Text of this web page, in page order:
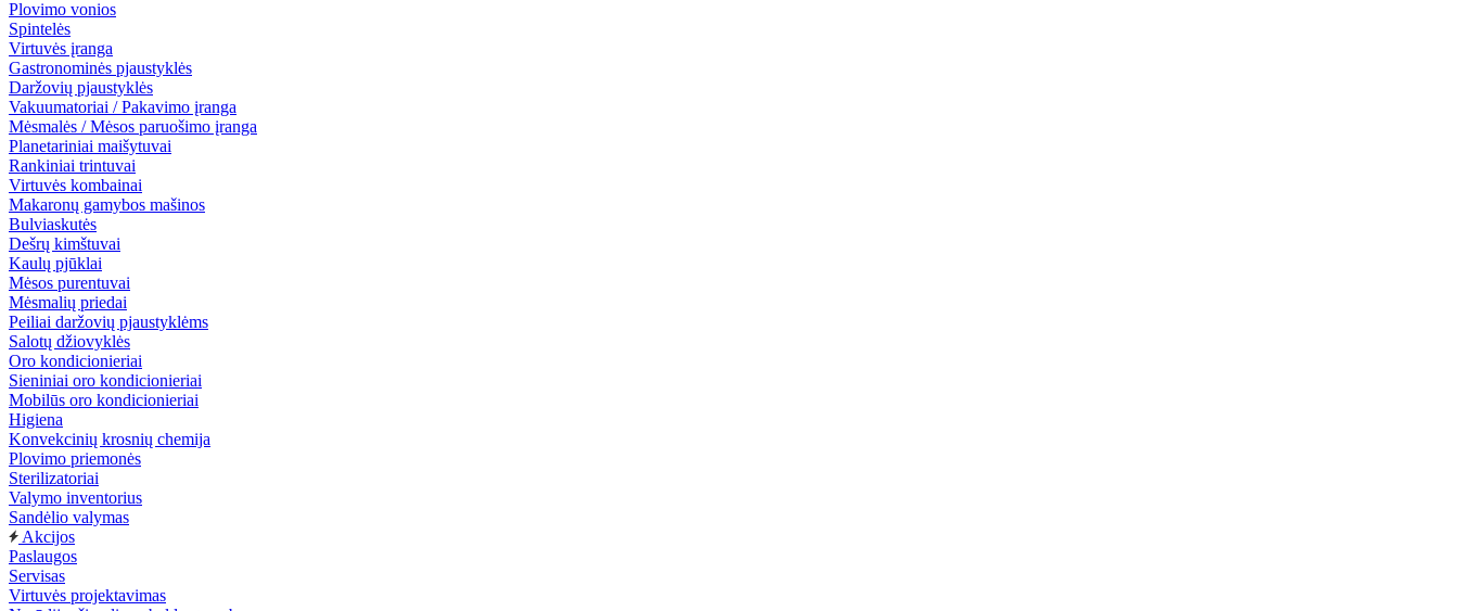
Plovimo vonios
Spintelės
Virtuvės įranga
Gastronominės pjaustyklės
Daržovių pjaustyklės
Vakuumatoriai / Pakavimo įranga
Mėsmalės / Mėsos paruošimo įranga
Planetariniai maišytuvai
Rankiniai trintuvai
Virtuvės kombainai
Makaronų gamybos mašinos
Bulviaskutės
Dešrų kimštuvai
Kaulų pjūklai
Mėsos purentuvai
Mėsmalių priedai
Peiliai daržovių pjaustyklėms
Salotų džiovyklės
Oro kondicionieriai
Sieniniai oro kondicionieriai
Mobilūs oro kondicionieriai
Higiena
Konvekcinių krosnių chemija
Plovimo priemonės
Sterilizatoriai
Valymo inventorius
Sandėlio valymas
Akcijos
Paslaugos
Servisas
Virtuvės projektavimas